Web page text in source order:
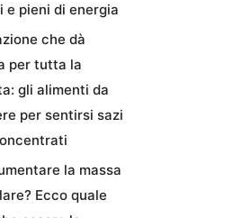
e pieni di energia
che dà
per tutta la
gli alimenti da
per sentirsi sazi
la massa
Ecco quale